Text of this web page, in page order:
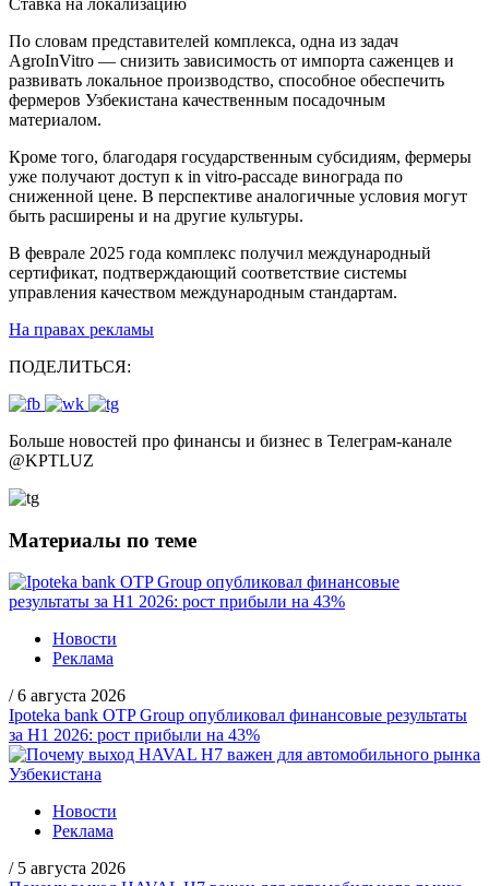
По словам представителей комплекса, одна из задач
AgroInVitro — снизить зависимость от импорта саженцев и
развивать локальное производство, способное обеспечить
фермеров Узбекистана качественным посадочным
материалом.
Кроме того, благодаря государственным субсидиям, фермеры
уже получают доступ к in vitro-рассаде винограда по
сниженной цене. В перспективе аналогичные условия могут
быть расширены и на другие культуры.
В феврале 2025 года комплекс получил международный
сертификат, подтверждающий соответствие системы
управления качеством международным стандартам.
На правах рекламы
ПОДЕЛИТЬСЯ:
Больше новостей про финансы и бизнес в Телеграм-канале
@KPTLUZ
Материалы по теме
Новости
Реклама
/ 6 августа 2026
Ipoteka bank OTP Group опубликовал финансовые результаты
за H1 2026: рост прибыли на 43%
Новости
Реклама
/ 5 августа 2026